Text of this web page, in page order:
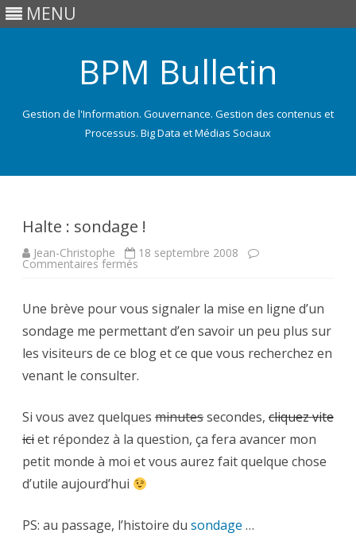
MENU
BPM Bulletin
Gestion de l'Information. Gouvernance. Gestion des contenus et
Processus. Big Data et Médias Sociaux
Halte : sondage !
Jean-Christophe 18 septembre 2008
Commentaires fermés
Une brève pour vous signaler la mise en ligne d’un
sondage me permettant d’en savoir un peu plus sur
les visiteurs de ce blog et ce que vous recherchez en
venant le consulter.
Si vous avez quelques minutessecondes, cliquez vite
iciet répondez à la question, ça fera avancer mon
petit monde à moi et vous aurez fait quelque chose
d’utile aujourd’hui
PS: au passage, l’histoire du sondage …